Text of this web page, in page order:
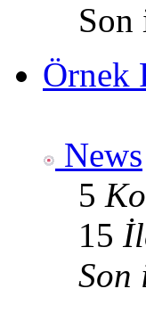
Son
Örnek
News
5
15
Son